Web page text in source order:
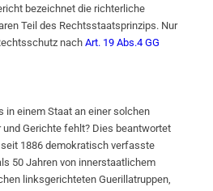
bezeichnet die richterliche
Teil des Rechtsstaatsprinzips. Nur
nach Art. 19 Abs.4 GG
in einem Staat an einer solchen
und Gerichte fehlt? Dies beantwortet
1886 demokratisch verfasste
50 Jahren von innerstaatlichem
linksgerichteten Guerillatruppen,